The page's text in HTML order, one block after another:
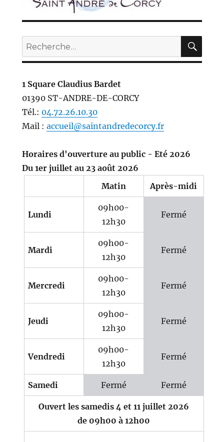
Recherche
pour :
1 Square Claudius Bardet
01390 ST-ANDRE-DE-CORCY
Tél.: 04.72.26.10.30
Mail : accueil@saintandredecorcy.fr
Horaires d'ouverture au public - Eté 2026
Du 1er juillet au 23 août 2026
Matin
Après-midi
Lundi
09h00-
12h30
Fermé
Mardi
09h00-
12h30
Fermé
Mercredi
09h00-
12h30
Fermé
Jeudi
09h00-
12h30
Fermé
Vendredi
09h00-
12h30
Fermé
Samedi Fermé Fermé
Ouvert les samedis 4 et 11 juillet 2026
de 09h00 à 12h00